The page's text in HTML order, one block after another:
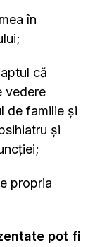
în
că
vedere
de familie și
și
propria
pot fi